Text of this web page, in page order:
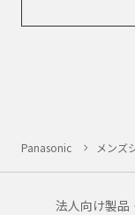
Panasonic メンズ
法人向け製品